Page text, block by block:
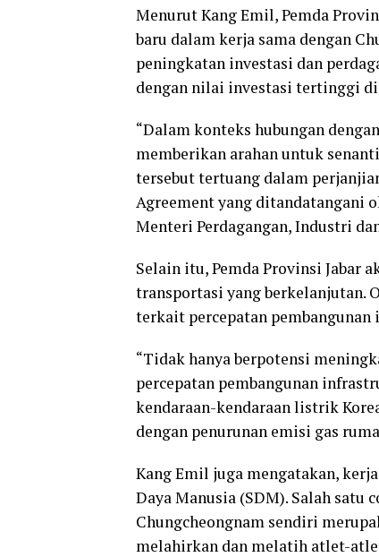
Menurut Kang Emil, Pemda
baru dalam kerja sama dengan
peningkatan investasi dan
dengan nilai investasi tertinggi
“Dalam konteks hubungan
memberikan arahan untuk
tersebut tertuang dalam
Agreement yang ditandatangani
Menteri Perdagangan, Industri
Selain itu, Pemda Provinsi Jabar
transportasi yang berkelanjutan.
terkait percepatan
“Tidak hanya berpotensi
percepatan pembangunan
kendaraan-kendaraan listrik
dengan penurunan emisi gas
Kang Emil juga mengatakan,
Daya Manusia (SDM). Salah satu
Chungcheongnam sendiri
melahirkan dan melatih atlet-